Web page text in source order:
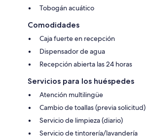
Tobogán acuático
Comodidades
Caja fuerte en recepción
Dispensador de agua
Recepción abierta las 24 horas
Servicios para los huéspedes
Atención multilingüe
Cambio de toallas (previa solicitud)
Servicio de limpieza (diario)
Servicio de tintorería/lavandería